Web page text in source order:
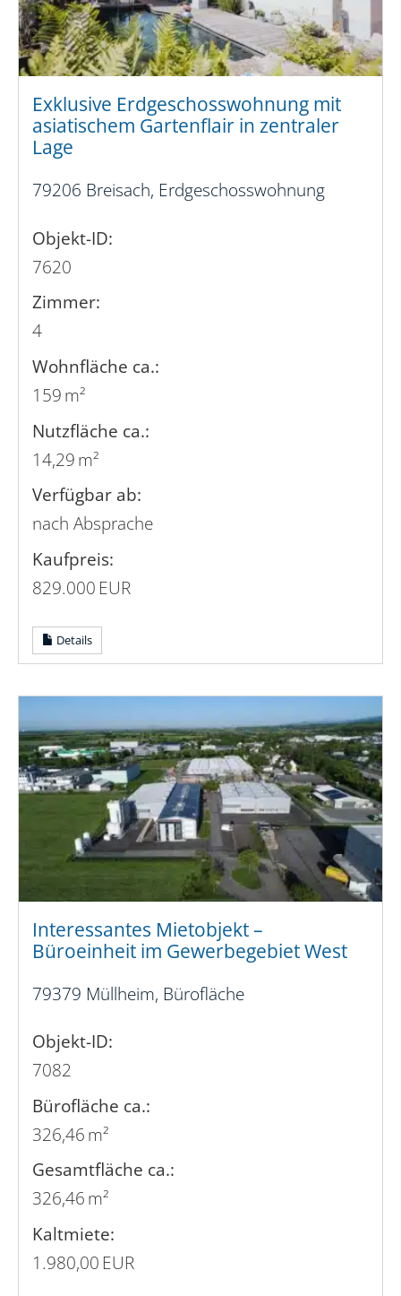
Exklusive Erdgeschosswohnung mit
asiatischem Gartenflair in zentraler
Lage
79206 Breisach, Erdgeschosswohnung
Objekt-ID:
7620
Zimmer:
4
Wohnfläche ca.:
159 m²
Nutzfläche ca.:
14,29 m²
Verfügbar ab:
nach Absprache
Kaufpreis:
829.000 EUR
Details
Interessantes Mietobjekt –
Büroeinheit im Gewerbegebiet West
79379 Müllheim, Bürofläche
Objekt-ID:
7082
Bürofläche ca.:
326,46 m²
Gesamtfläche ca.:
326,46 m²
Kaltmiete:
1.980,00 EUR